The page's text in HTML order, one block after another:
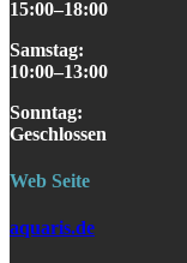
15:00–18:00
Samstag:
10:00–13:00
Sonntag:
Geschlossen
Web Seite
aquaris.de